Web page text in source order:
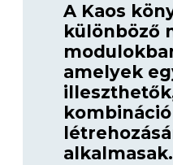
A Kaos
különböző
amelyek
kombináció
alkalmasak.